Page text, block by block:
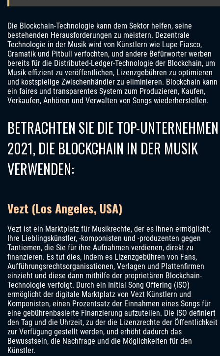
Die Blockchain-Technologie kann dem Sektor helfen, seine
bestehenden Herausforderungen zu meistern. Dezentrale
Technologie in der Musik wird von Künstlern wie Lupe Fiasco,
Gramatik und Pitbull verfochten, und andere Befürworter werben
bereits für die Distributed-Ledger-Technologie der Blockchain, um
Musik effizient zu veröffentlichen, Lizenzgebühren zu optimieren
und kostspielige Zwischenhändler zu eliminieren. Blockchain kann
ein faires und transparentes System zum Produzieren, Kaufen,
Verkaufen, Anhören und Verwalten von Songs wiederherstellen.
BETRACHTEN SIE DIE TOP-UNTERNEHMEN
2021, DIE BLOCKCHAIN IN DER MUSIK
VERWENDEN:
Vezt (Los Angeles, USA)
Vezt ist ein Marktplatz für Musikrechte, der es Ihnen ermöglicht,
Ihre Lieblingskünstler, -komponisten und -produzenten gegen
Tantiemen, die Sie für ihre Aufnahmen verdienen, direkt zu
finanzieren. Es tut dies, indem es Lizenzgebühren von Fans,
Aufführungsrechtsorganisationen, Verlagen und Plattenfirmen
einzieht und diese dann mithilfe der proprietären Blockchain-
Technologie verfolgt. Durch ein Initial Song Offering (ISO)
ermöglicht der digitale Marktplatz von Vezt Künstlern und
Komponisten, einen Prozentsatz der Einnahmen eines Songs für
eine gebührenbasierte Finanzierung aufzuteilen. Die ISO definiert
den Tag und die Uhrzeit, zu der die Lizenzrechte der Öffentlichkeit
zur Verfügung gestellt werden, und erhöht dadurch das
Bewusstsein, die Nachfrage und die Möglichkeiten für den
Künstler.